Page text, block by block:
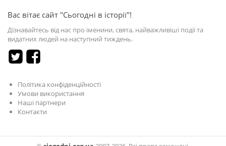
Вас вітає сайт "Сьогодні в історії"!
Дізнавайтесь від нас про іменини, свята, найважливіші події та
видатних людей на наступний тиждень.
Політика конфіденційності
Умови використання
Наші партнери
Контакти